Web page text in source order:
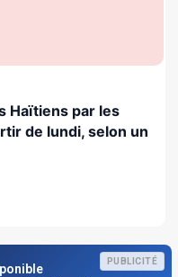
Haïtiens par les
de lundi, selon un
PUBLICITÉ